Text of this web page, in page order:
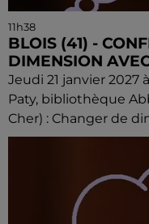
11h38
BLOIS (41) -
DIMENSION
Jeudi 21 janvier 2027
Paty, bibliothèque
Cher) : Changer de